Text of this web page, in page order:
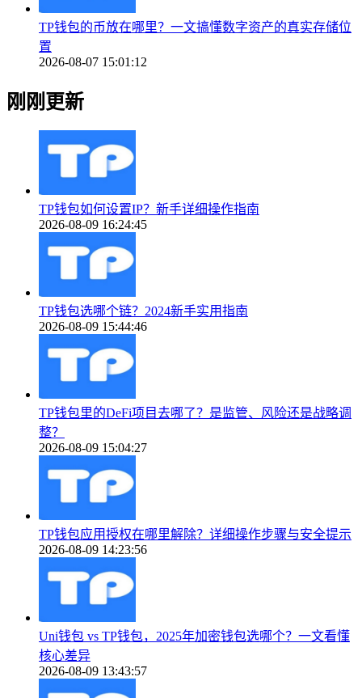
TP钱包的币放在哪里？一文搞懂数字资产的真实存储位
置
2026-08-07 15:01:12
刚刚更新
TP钱包如何设置IP？新手详细操作指南
2026-08-09 16:24:45
TP钱包选哪个链？2024新手实用指南
2026-08-09 15:44:46
TP钱包里的DeFi项目去哪了？是监管、风险还是战略调
整？
2026-08-09 15:04:27
TP钱包应用授权在哪里解除？详细操作步骤与安全提示
2026-08-09 14:23:56
Uni钱包 vs TP钱包，2025年加密钱包选哪个？一文看懂
核心差异
2026-08-09 13:43:57